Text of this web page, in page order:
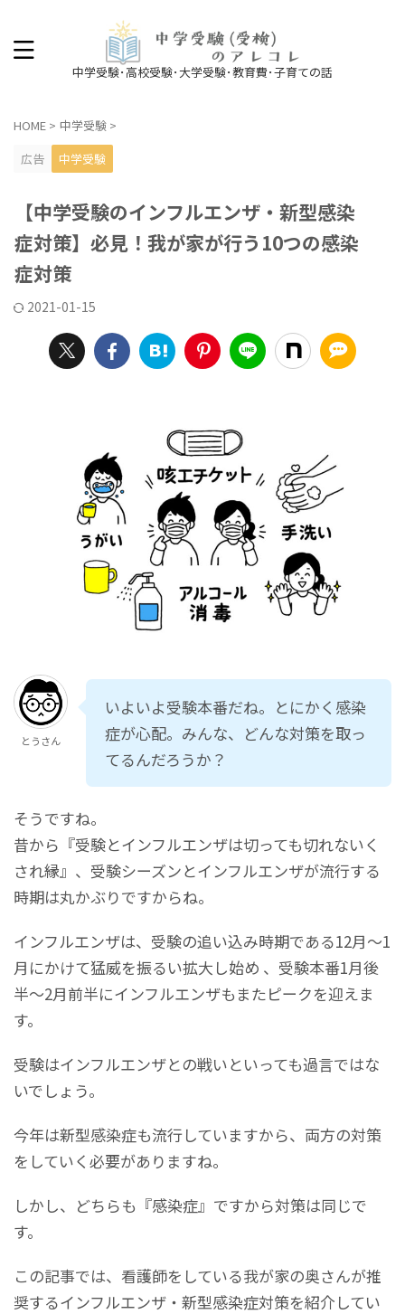
中学受験･高校受験･大学受験･教育費･子育ての話
HOME > 中学受験 >
広告
中学受験
【中学受験のインフルエンザ・新型感染
症対策】必見！我が家が行う10つの感染
症対策
2021-01-15
とうさん
いよいよ受験本番だね。とにかく感染
症が心配。みんな、どんな対策を取っ
てるんだろうか？
そうですね。
昔から『受験とインフルエンザは切っても切れないく
され縁』、受験シーズンとインフルエンザが流行する
時期は丸かぶりですからね。
インフルエンザは、受験の追い込み時期である12月～1
月にかけて猛威を振るい拡大し始め 、受験本番1月後
半～2月前半にインフルエンザもまたピークを迎えま
す。
受験はインフルエンザとの戦いといっても過言ではな
いでしょう。
今年は新型感染症も流行していますから、両方の対策
をしていく必要がありますね。
しかし、どちらも『感染症』ですから対策は同じで
す。
この記事では、看護師をしている我が家の奥さんが推
奨するインフルエンザ・新型感染症対策を紹介してい